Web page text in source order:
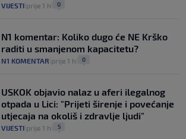
VIJESTI prije 1 h 0
N1 komentar: Koliko dugo će NE Krško
raditi u smanjenom kapacitetu?
N1 KOMENTAR prije 1 h 0
USKOK objavio nalaz u aferi ilegalnog
otpada u Lici: "Prijeti širenje i povećanje
utjecaja na okoliš i zdravlje ljudi"
VIJESTI prije 1 h 5